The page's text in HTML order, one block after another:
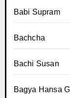
Babi Supram
Bachcha
Bachi Susan
Bagya Hansa